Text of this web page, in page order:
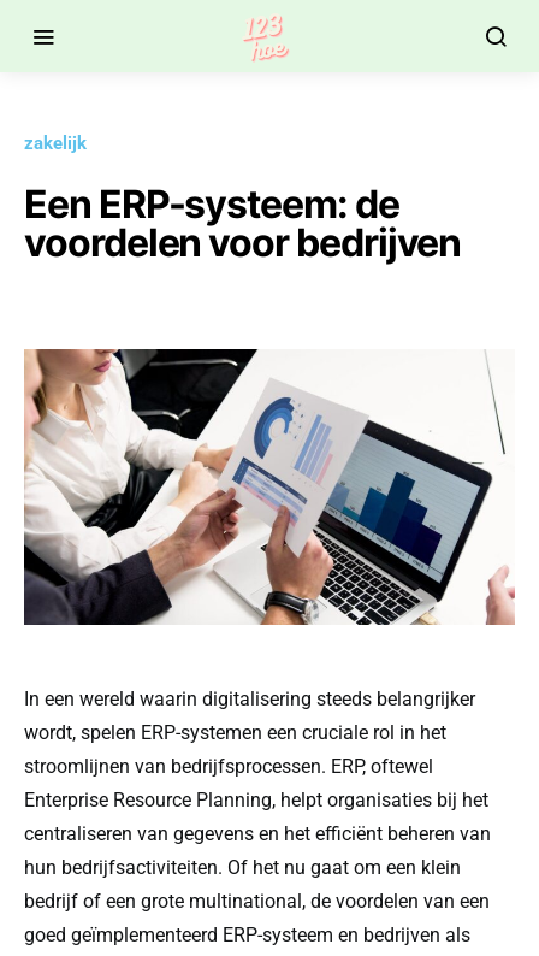
zakelijk
Een ERP-systeem: de
voordelen voor bedrijven
In een wereld waarin digitalisering steeds belangrijker
wordt, spelen ERP-systemen een cruciale rol in het
stroomlijnen van bedrijfsprocessen. ERP, oftewel
Enterprise Resource Planning, helpt organisaties bij het
centraliseren van gegevens en het efficiënt beheren van
hun bedrijfsactiviteiten. Of het nu gaat om een klein
bedrijf of een grote multinational, de voordelen van een
goed geïmplementeerd ERP-systeem en bedrijven als